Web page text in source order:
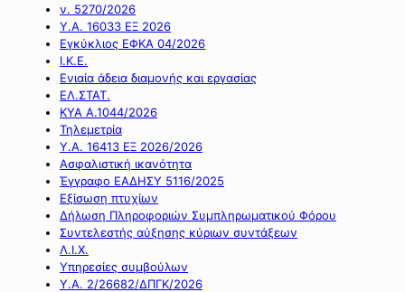
ν. 5270/2026
Υ.Α. 16033 ΕΞ 2026
Εγκύκλιος ΕΦΚΑ 04/2026
Ι.Κ.Ε.
Ενιαία άδεια διαμονής και εργασίας
ΕΛ.ΣΤΑΤ.
ΚΥΑ Α.1044/2026
Τηλεμετρία
Υ.Α. 16413 ΕΞ 2026/2026
Ασφαλιστική ικανότητα
Έγγραφο ΕΑΔΗΣΥ 5116/2025
Εξίσωση πτυχίων
Δήλωση Πληροφοριών Συμπληρωματικού Φόρου
Συντελεστής αύξησης κύριων συντάξεων
Λ.Ι.Χ.
Υπηρεσίες συμβούλων
Υ.Α. 2/26682/ΔΠΓΚ/2026